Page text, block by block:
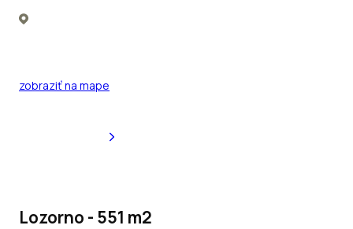
zobraziť na mape
Lozorno - 551 m2